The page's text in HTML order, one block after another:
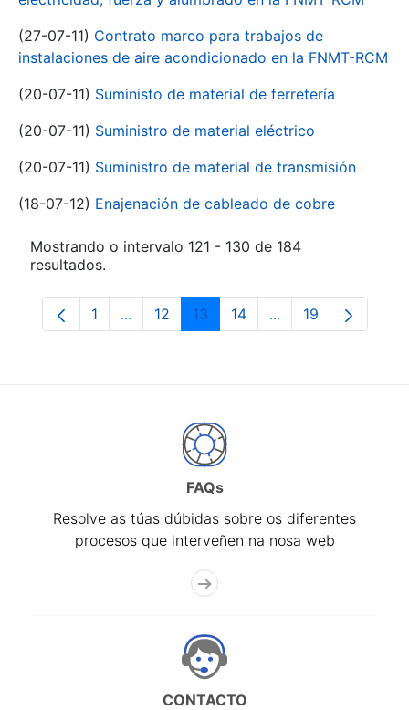
(27-07-11) Contrato marco para trabajos de
instalaciones de aire acondicionado en la FNMT-RCM
(20-07-11) Suministo de material de ferretería
(20-07-11) Suministro de material eléctrico
(20-07-11) Suministro de material de transmisión
(18-07-12) Enajenación de cableado de cobre
Mostrando o intervalo 121 - 130 de 184
resultados.
Páxina
1 ...Páxinas intermedias Use pestaña para
Páxina
12 Páxina
13 Páxina
14 ...PáxinasPáxina
19
FAQs
Resolve as túas dúbidas sobre os diferentes
procesos que interveñen na nosa web
CONTACTO